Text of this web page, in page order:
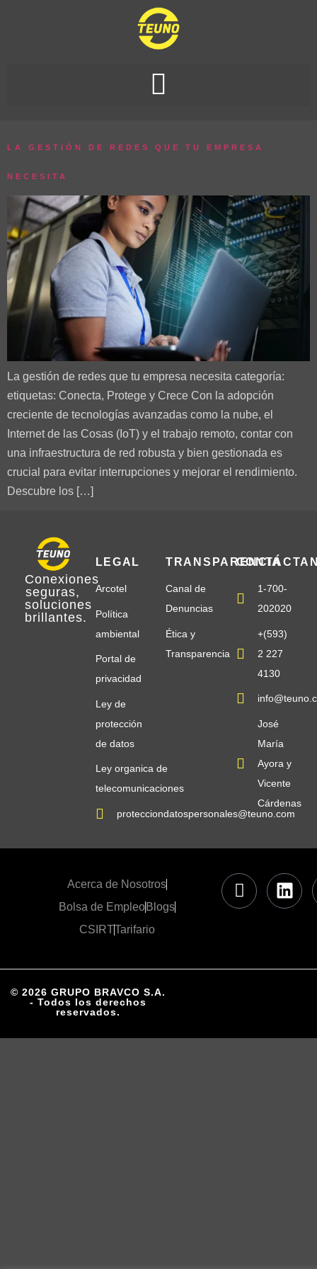
LA GESTIÓN DE REDES QUE TU EMPRESA
NECESITA
La gestión de redes que tu empresa necesita categoría:
etiquetas: Conecta, Protege y Crece Con la adopción
creciente de tecnologías avanzadas como la nube, el
Internet de las Cosas (IoT) y el trabajo remoto, contar con
una infraestructura de red robusta y bien gestionada es
crucial para evitar interrupciones y mejorar el rendimiento.
Descubre los […]
Conexiones
seguras,
soluciones
brillantes.
LEGAL
Arcotel
Política
ambiental
Portal de
privacidad
Ley de
protección
de datos
Ley organica de
telecomunicaciones
protecciondatospersonales@teuno.com
TRANSPARENCIA
Canal de
Denuncias
Ética y
Transparencia
1-700-
202020
+(593)
2 227
4130
José
María
Ayora y
Vicente
Cárdenas
Acerca de Nosotros
Bolsa de EmpleoBlogs
CSIRTTarifario
© 2026 GRUPO BRAVCO S.A.
- Todos los derechos
reservados.